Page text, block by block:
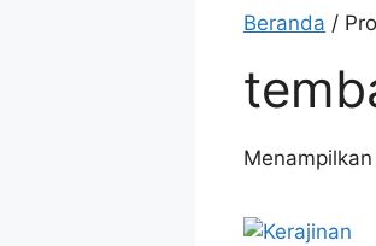
Beranda /